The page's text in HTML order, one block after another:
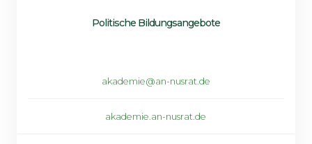
Politische Bildungsangebote
akademie@an-nusrat.de
akademie.an-nusrat.de